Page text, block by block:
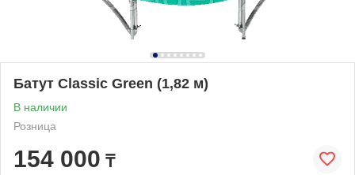
Батут Classic Green (1,82 м)
В наличии
Розница
154 000 ₸